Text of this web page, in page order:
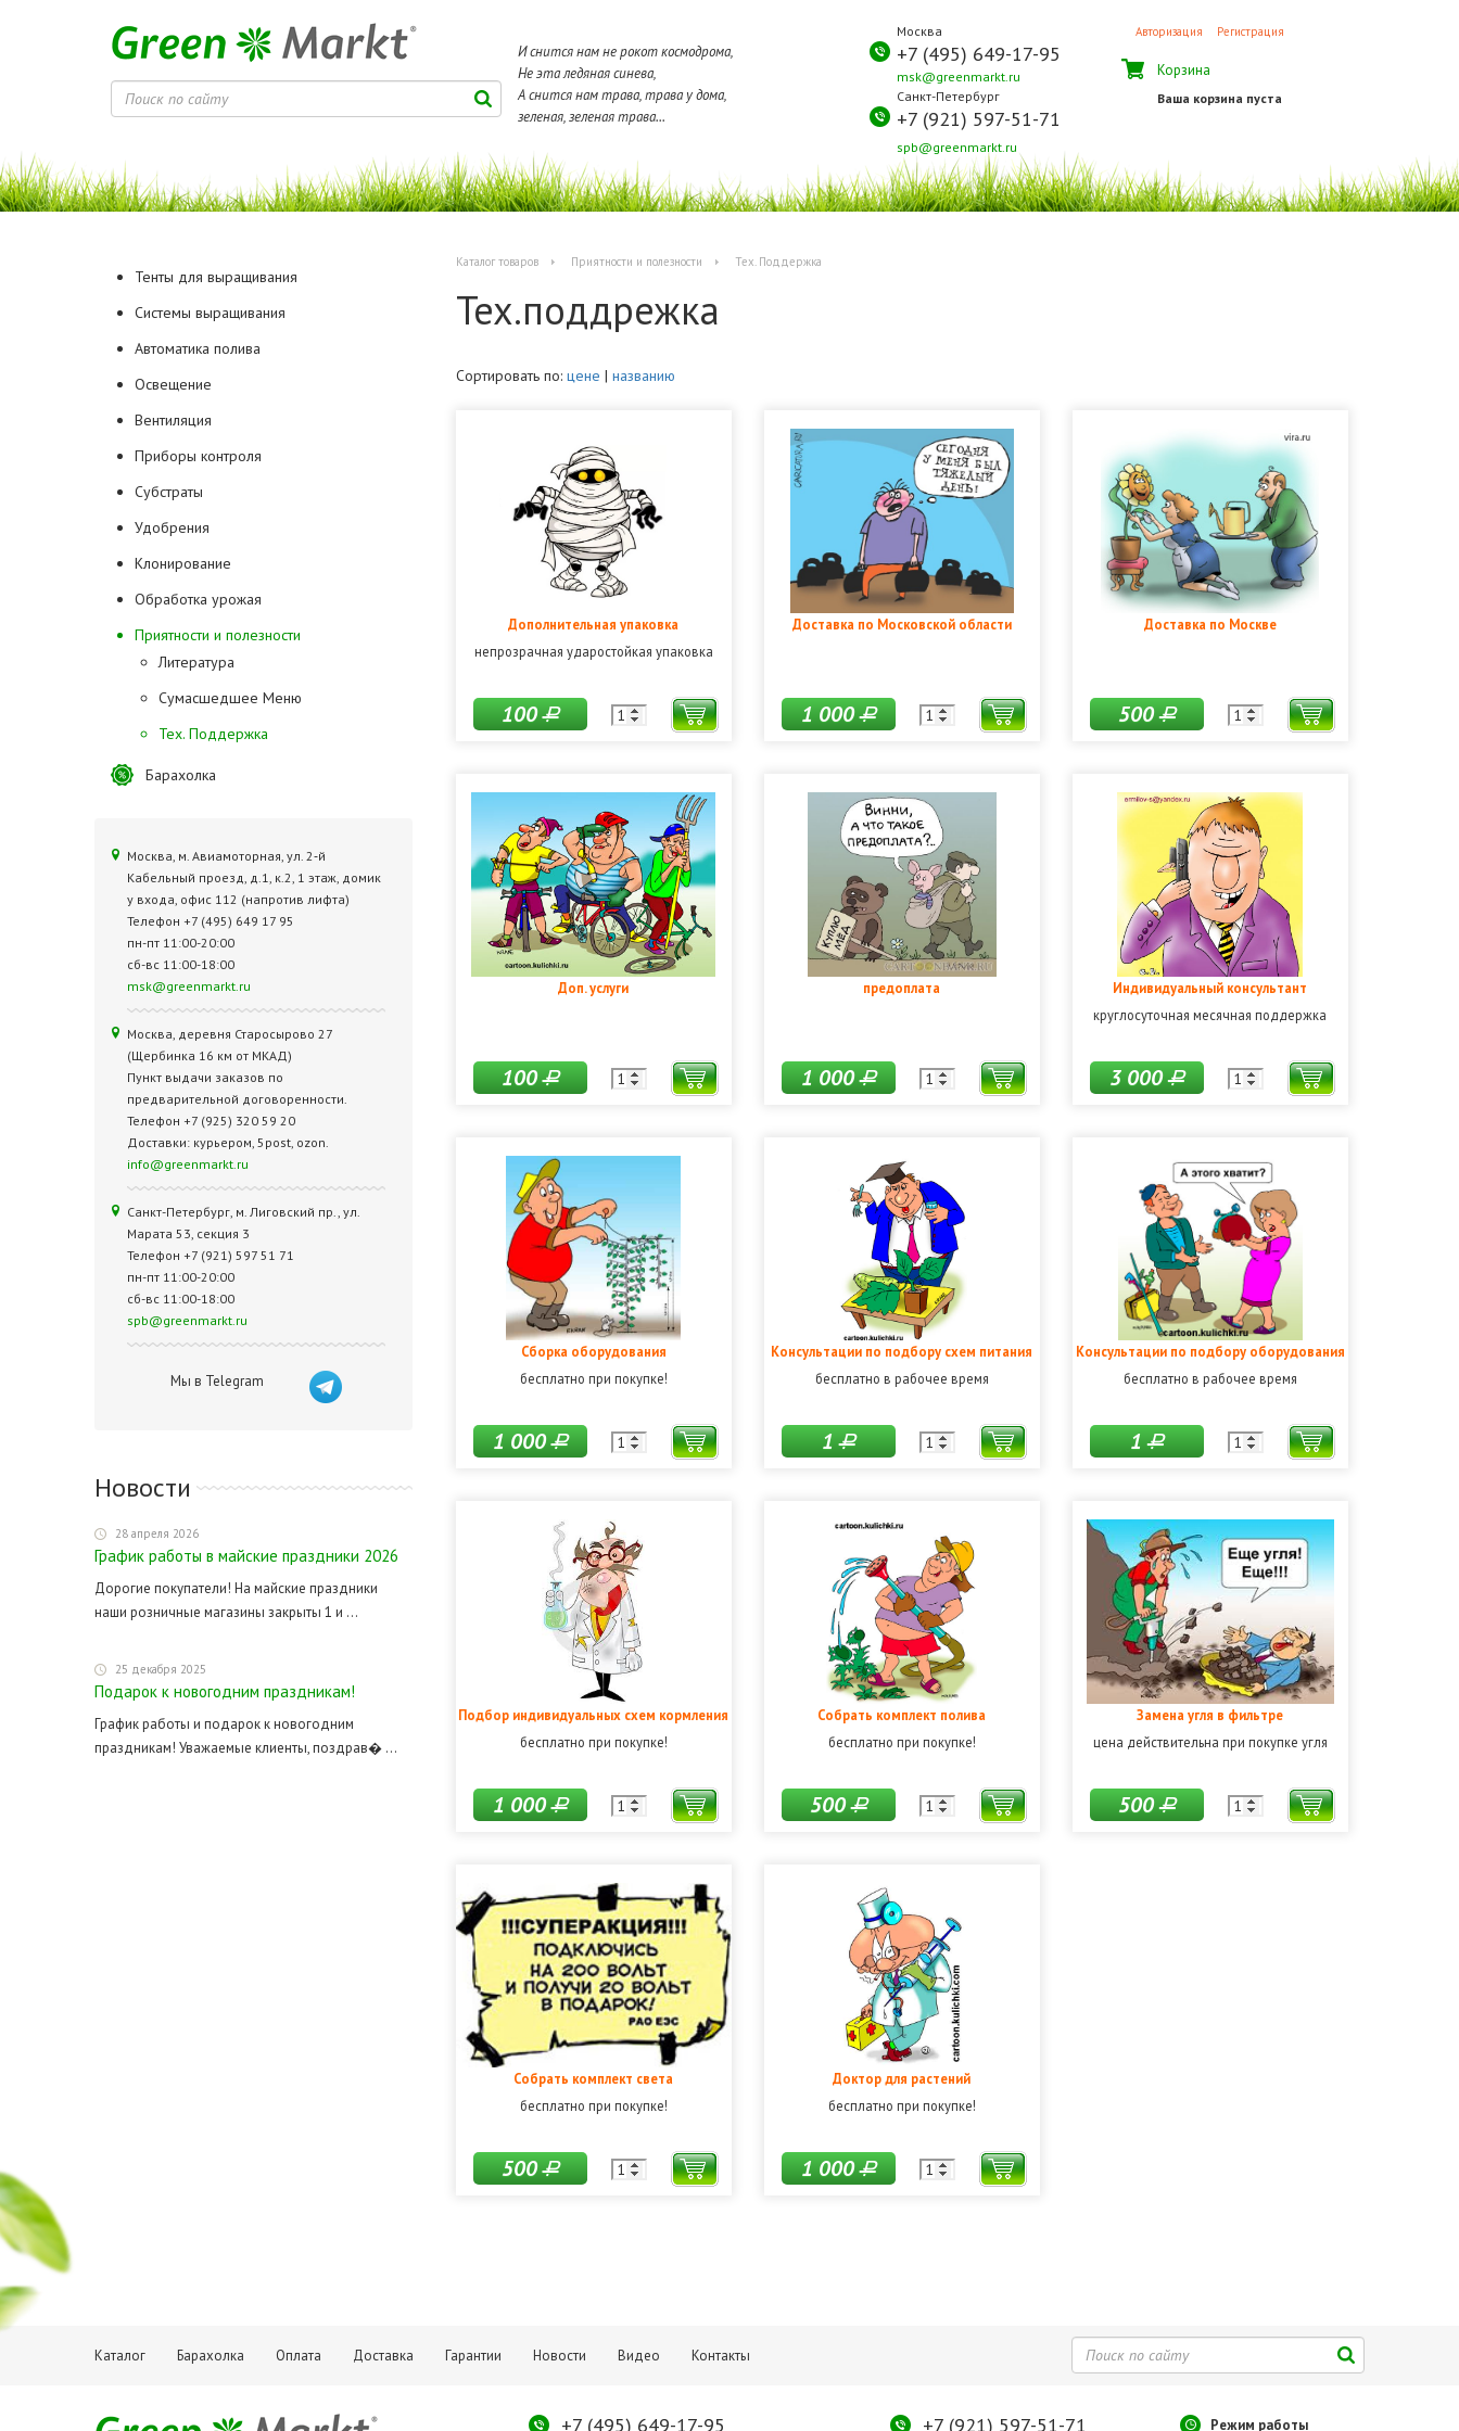
И снится нам не рокот космодрома,
Не эта ледяная синева,
А снится нам трава, трава у дома,
зеленая, зеленая трава...
Москва
+7 (495) 649-17-95
msk@greenmarkt.ru
Санкт-Петербург
+7 (921) 597-51-71
spb@greenmarkt.ru
Авторизация Регистрация
Корзина
Ваша корзина пуста
Тенты для выращивания
Системы выращивания
Автоматика полива
Освещение
Вентиляция
Приборы контроля
Субстраты
Удобрения
Клонирование
Обработка урожая
Приятности и полезности
Литература
Сумасшедшее Меню
Тех. Поддержка
Барахолка
Москва, м. Авиамоторная, ул. 2‑й
Кабельный проезд, д.1, к.2, 1 этаж, домик
у входа, офис 112 (напротив лифта)
Телефон +7 (495) 649 17 95
пн-пт 11:00-20:00
сб-вс 11:00-18:00
msk@greenmarkt.ru
Москва, деревня Старосырово 27
(Щербинка 16 км от МКАД)
Пункт выдачи заказов по
предварительной договоренности.
Телефон +7 (925) 320 59 20
Доставки: курьером, 5post, ozon.
info@greenmarkt.ru
Санкт-Петербург, м. Лиговский пр., ул.
Марата 53, секция 3
Телефон +7 (921) 597 51 71
пн-пт 11:00-20:00
сб-вс 11:00-18:00
spb@greenmarkt.ru
Мы в Telegram
Новости
28 апреля 2026
График работы в майские праздники 2026
Дорогие покупатели! На майские праздники
наши розничные магазины закрыты 1 и ...
25 декабря 2025
Подарок к новогодним праздникам!
График работы и подарок к новогодним
праздникам! Уважаемые клиенты, поздрав� ...
Каталог товаров Приятности и полезности Тех. Поддержка
Тех.поддрежка
Сортировать по: цене | названию
Дополнительная упаковка
непрозрачная ударостойкая упаковка
100Р
Доставка по Московской области
1 000Р
Доставка по Москве
500Р
Доп. услуги
100Р
предоплата
1 000Р
Индивидуальный консультант
круглосуточная месячная поддержка
3 000Р
Сборка оборудования
бесплатно при покупке!
1 000Р
Консультации по подбору схем питания
бесплатно в рабочее время
1Р
Консультации по подбору оборудования
бесплатно в рабочее время
1Р
Подбор индивидуальных схем кормления
бесплатно при покупке!
1 000Р
Собрать комплект полива
бесплатно при покупке!
500Р
Замена угля в фильтре
цена действительна при покупке угля
500Р
Собрать комплект света
бесплатно при покупке!
500Р
Доктор для растений
бесплатно при покупке!
1 000Р
Каталог Барахолка Оплата Доставка Гарантии Новости Видео Контакты
+7 (495) 649-17-95 +7 (921) 597-51-71 Режим работы